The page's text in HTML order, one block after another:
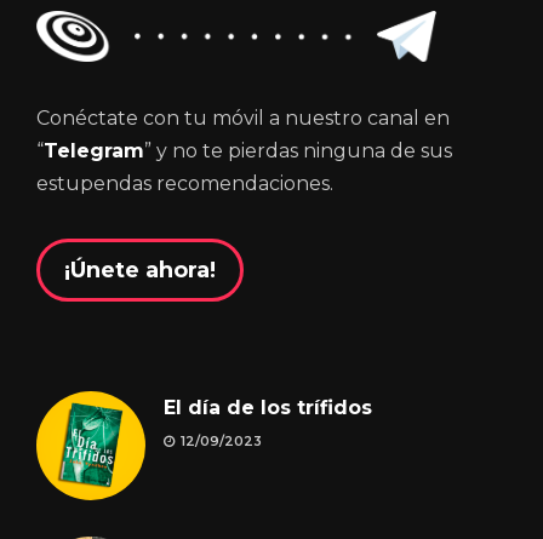
Conéctate con tu móvil a nuestro canal en
“Telegram” y no te pierdas ninguna de sus
estupendas recomendaciones.
¡Únete ahora!
El día de los trífidos
12/09/2023